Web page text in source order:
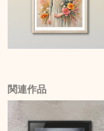
関連作品